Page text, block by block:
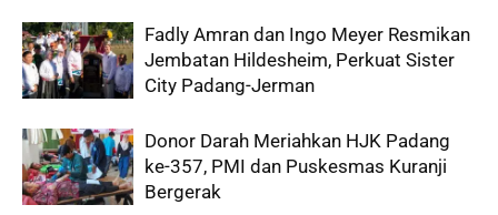
Fadly Amran dan Ingo Meyer Resmikan
Jembatan Hildesheim, Perkuat Sister
City Padang-Jerman
Donor Darah Meriahkan HJK Padang
ke-357, PMI dan Puskesmas Kuranji
Bergerak